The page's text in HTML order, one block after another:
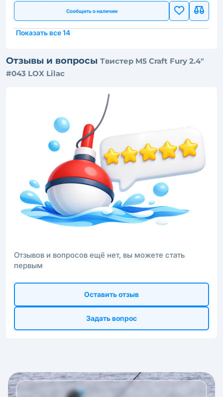
Сообщить о наличии
Показать все 14
Отзывы и вопросы Твистер M5 Craft Fury 2.4"
#043 LOX Lilac
Отзывов и вопросов ещё нет, вы можете стать
первым
Оставить отзыв
Задать вопрос